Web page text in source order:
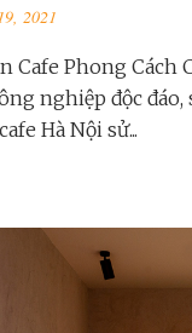
2021
Cafe Phong Cách
nghiệp độc
Hà Nội sử...